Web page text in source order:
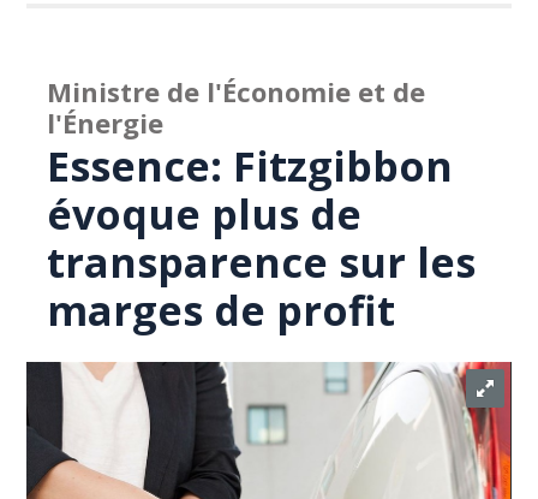
Ministre de l'Économie et de
l'Énergie
Essence: Fitzgibbon
évoque plus de
transparence sur les
marges de profit